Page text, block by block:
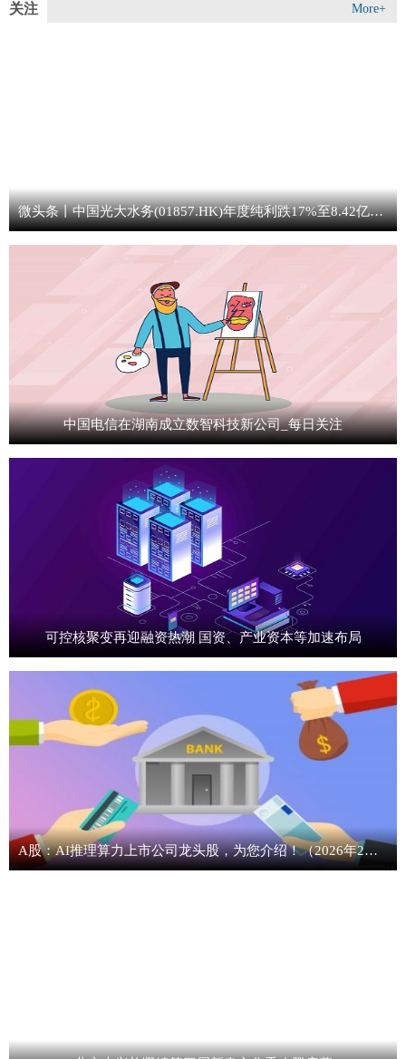
关注 More+
微头条丨中国光大水务(01857.HK)年度纯利跌17%至8.42亿港元 末期息每股4.22港仙
中国电信在湖南成立数智科技新公司_每日关注
可控核聚变再迎融资热潮 国资、产业资本等加速布局
A股：AI推理算力上市公司龙头股，为您介绍！（2026年2月）_焦点消息